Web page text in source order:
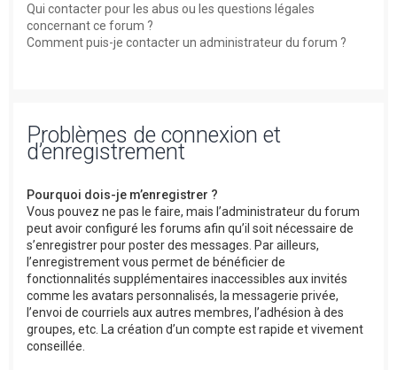
Qui contacter pour les abus ou les questions légales
concernant ce forum ?
Comment puis-je contacter un administrateur du forum ?
Problèmes de connexion et
d’enregistrement
Pourquoi dois-je m’enregistrer ?
Vous pouvez ne pas le faire, mais l’administrateur du forum
peut avoir configuré les forums afin qu’il soit nécessaire de
s’enregistrer pour poster des messages. Par ailleurs,
l’enregistrement vous permet de bénéficier de
fonctionnalités supplémentaires inaccessibles aux invités
comme les avatars personnalisés, la messagerie privée,
l’envoi de courriels aux autres membres, l’adhésion à des
groupes, etc. La création d’un compte est rapide et vivement
conseillée.